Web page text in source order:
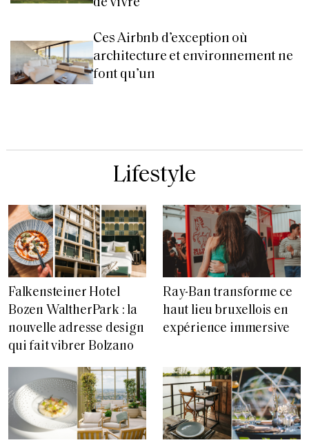
de vivre
Ces Airbnb d’exception où
architecture et environnement ne
font qu’un
Lifestyle
Falkensteiner Hotel
Bozen WaltherPark : la
nouvelle adresse design
qui fait vibrer Bolzano
Ray-Ban transforme ce
haut lieu bruxellois en
expérience immersive